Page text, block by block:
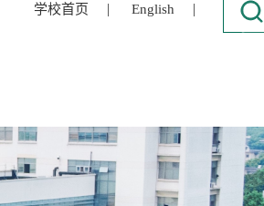
学校首页 | English |